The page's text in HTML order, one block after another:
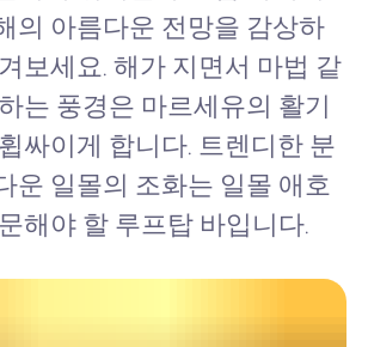
의 아름다운 전망을 감상하
보세요. 해가 지면서 마법 같
는 풍경은 마르세유의 활기
싸이게 합니다. 트렌디한 분
운 일몰의 조화는 일몰 애호
해야 할 루프탑 바입니다.